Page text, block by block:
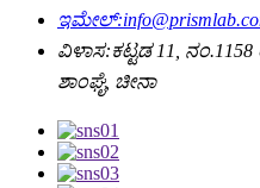
ಇಮೇಲ್:
ವಿಳಾಸ:ಕಟ್ಟಡ 11,
ಶಾಂಘೈ, ಚೀನಾ